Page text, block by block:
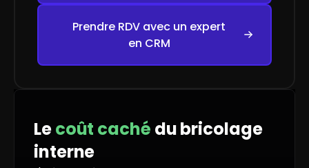
Prendre RDV avec un expert
en CRM
Lecoût caché du bricolage
interne